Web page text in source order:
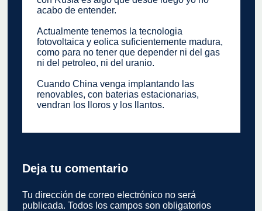
acabo de entender.
Actualmente tenemos la tecnologia
fotovoltaica y eolica suficientemente madura,
como para no tener que depender ni del gas
ni del petroleo, ni del uranio.
Cuando China venga implantando las
renovables, con baterias estacionarias,
vendran los lloros y los llantos.
Deja tu comentario
Tu dirección de correo electrónico no será
publicada. Todos los campos son obligatorios